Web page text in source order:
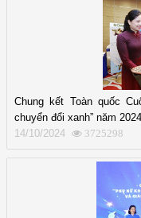
Chung kết Toàn quốc
chuyển đổi xanh” năm 2024
14/10/2024
3725298